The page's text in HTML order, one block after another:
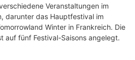
Veranstaltungen im
darunter das Hauptfestival im
Winter in Frankreich. Die
auf fünf Festival-Saisons angelegt.